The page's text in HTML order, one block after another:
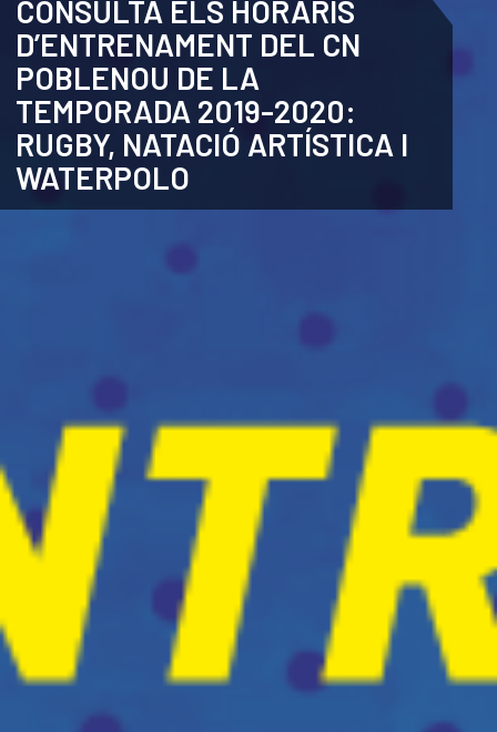
CATALÀ
CONSULTA ELS HORARIS
D’ENTRENAMENT DEL CN
POBLENOU DE LA
TEMPORADA 2019-2020:
RUGBY, NATACIÓ ARTÍSTICA I
WATERPOLO